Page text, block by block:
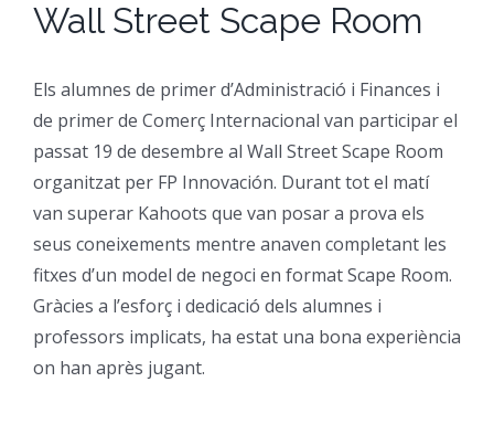
CFGM Manteniment
CFGS Administració i
CFGS Comerç
CFGS Màrqueting i
CFGS Sistemes
CFGS Assistència a la
Formació Ocupacional
CP Operacions auxiliars
Acreditació de competències
Beques
Catàleg de serveis
Certificació d’idiomes
Notícies
On Som
Instal·lacions
Wall Street Scape Room
Els alumnes de primer d’Administració i Finances i
de primer de Comerç Internacional van participar el
passat 19 de desembre al Wall Street Scape Room
organitzat per FP Innovación. Durant tot el matí
van superar Kahoots que van posar a prova els
seus coneixements mentre anaven completant les
fitxes d’un model de negoci en format Scape Room.
Gràcies a l’esforç i dedicació dels alumnes i
professors implicats, ha estat una bona experiència
on han après jugant.